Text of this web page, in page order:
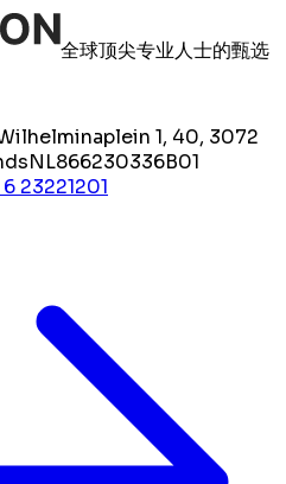
全球顶尖专业人士的甄选
1, 40, 3072
NL866230336B01
6 23221201